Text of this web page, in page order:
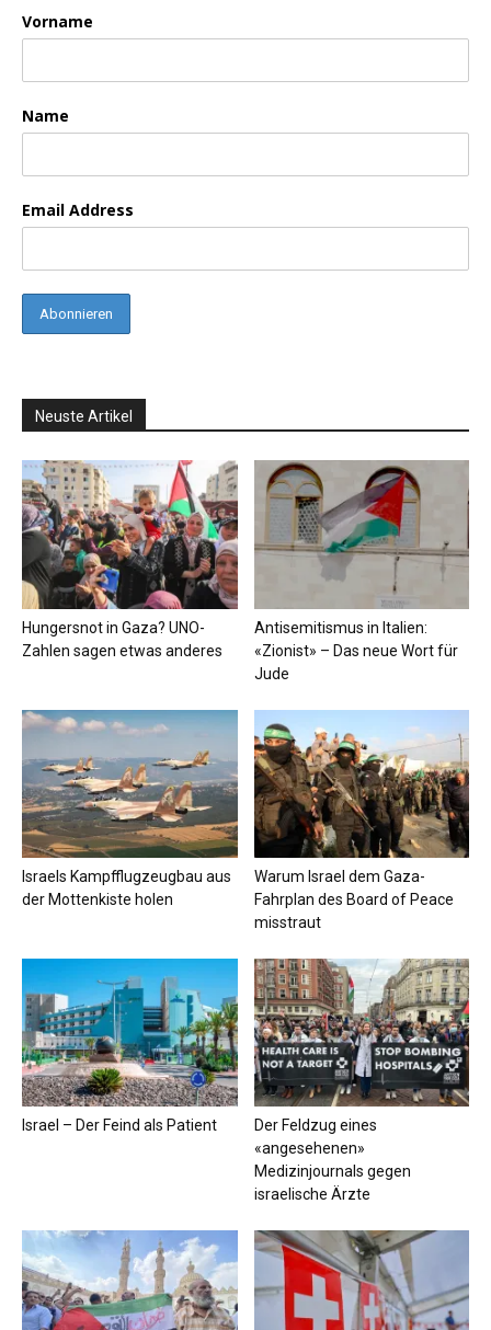
Vorname
Name
Email Address
Neuste Artikel
Hungersnot in Gaza? UNO-
Zahlen sagen etwas anderes
Antisemitismus in Italien:
«Zionist» – Das neue Wort für
Jude
Israels Kampfflugzeugbau aus
der Mottenkiste holen
Warum Israel dem Gaza-
Fahrplan des Board of Peace
misstraut
Israel – Der Feind als Patient
Der Feldzug eines
«angesehenen»
Medizinjournals gegen
israelische Ärzte